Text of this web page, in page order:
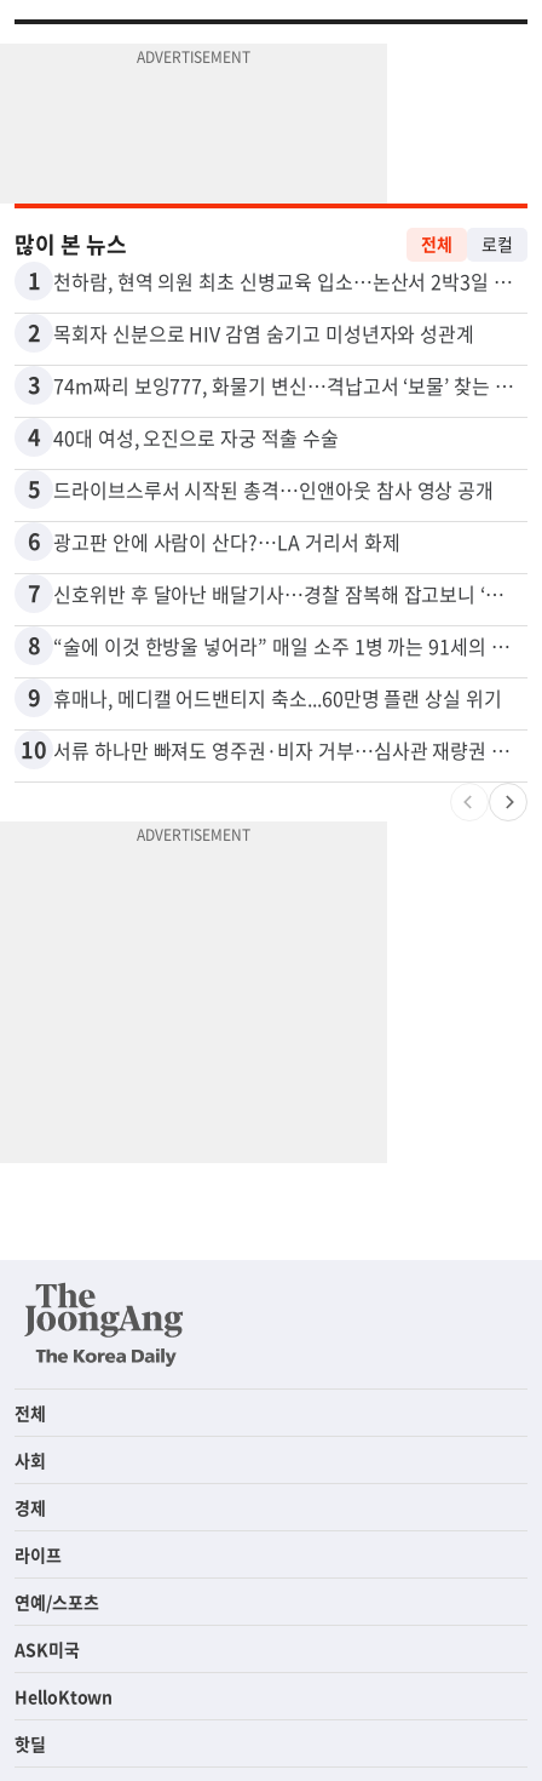
많이 본 뉴스
1
2 목회자 신분으로 HIV 감염 숨기고 미성년자와 성관계
3
4 40대 여성, 오진으로 자궁 적출 수술
5 드라이브스루서 시작된 총격…인앤아웃 참사 영상 공개
6 광고판 안에 사람이 산다?…LA 거리서 화제
7 신호위반 후 달아난 배달기사…경찰 잠복해 잡고보니 ‘반전’
8 “술에 이것 한방울 넣어라” 매일 소주 1병 까는 91세의 철칙
9 휴매나, 메디캘 어드밴티지 축소...60만명 플랜 상실 위기
서류 하나만 빠져도 영주권·비자 거부…심사관 재량권 대폭 확대
전체
사회
경제
라이프
연예/스포츠
ASK미국
HelloKtown